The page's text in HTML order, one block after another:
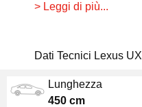
complessiva è, in
motore è montato
un albero di
> Leggi di più...
Dati Tecnici Lexus
Lunghezza
450 cm